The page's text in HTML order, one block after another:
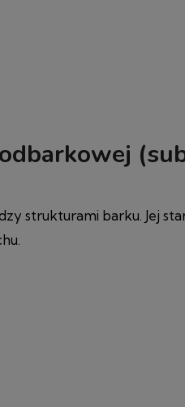
strukturami barku. Jej